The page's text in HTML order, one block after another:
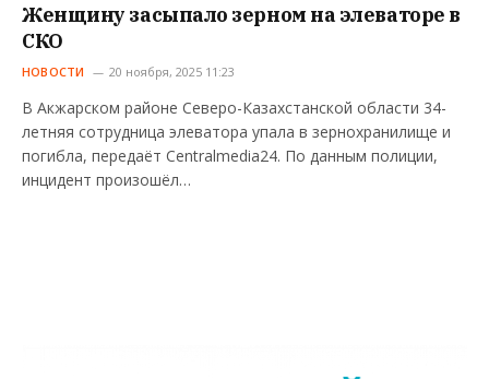
Женщину засыпало зерном на элеваторе в
СКО
НОВОСТИ 20 ноября, 2025 11:23
В Акжарском районе Северо-Казахстанской области 34-
летняя сотрудница элеватора упала в зернохранилище и
погибла, передаёт Centralmedia24. По данным полиции,
инцидент произошёл…